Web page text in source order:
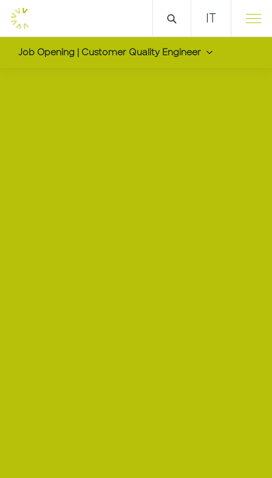
IT
Job Opening | Customer Quality Engineer